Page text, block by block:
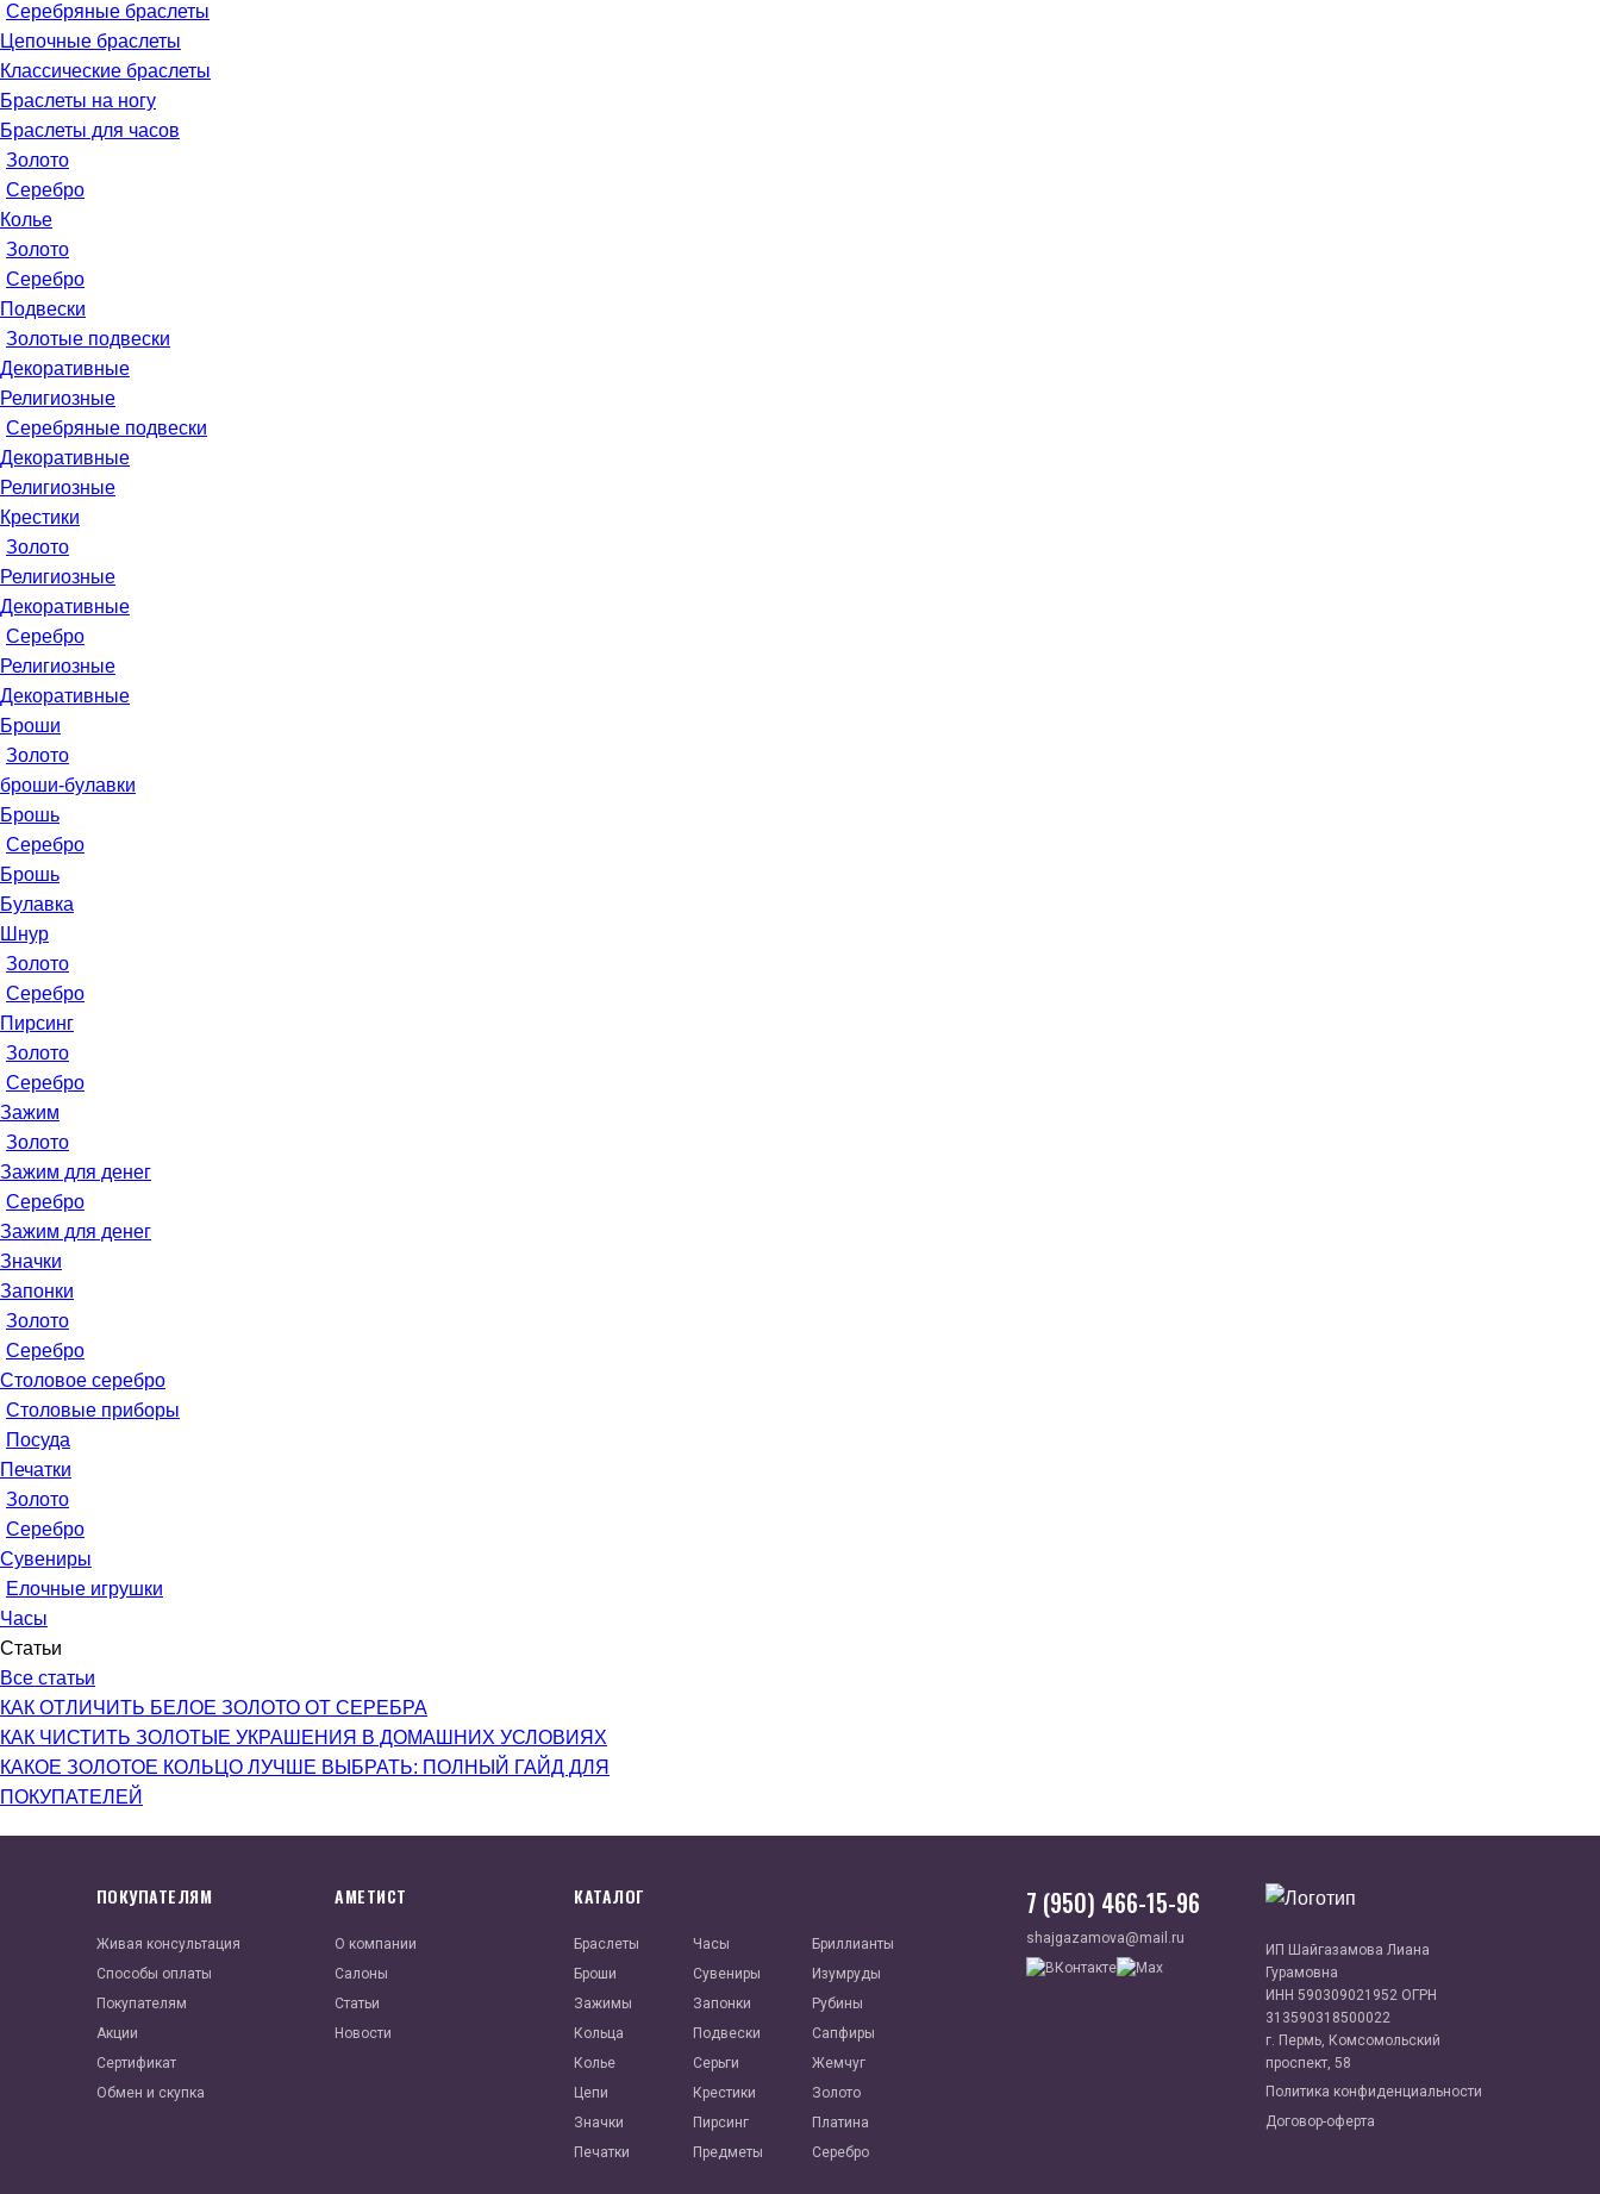
Серебряные браслеты
Цепочные браслеты
Классические браслеты
Браслеты на ногу
Браслеты для часов
Золото
Серебро
Колье
Золото
Серебро
Подвески
Золотые подвески
Декоративные
Религиозные
Серебряные подвески
Декоративные
Религиозные
Крестики
Золото
Религиозные
Декоративные
Серебро
Религиозные
Декоративные
Броши
Золото
броши-булавки
Брошь
Серебро
Брошь
Булавка
Шнур
Золото
Серебро
Пирсинг
Золото
Серебро
Зажим
Золото
Зажим для денег
Серебро
Зажим для денег
Значки
Запонки
Золото
Серебро
Столовое серебро
Столовые приборы
Посуда
Печатки
Золото
Серебро
Сувениры
Елочные игрушки
Часы
Статьи
Все статьи
КАК ОТЛИЧИТЬ БЕЛОЕ ЗОЛОТО ОТ СЕРЕБРА
КАК ЧИСТИТЬ ЗОЛОТЫЕ УКРАШЕНИЯ В ДОМАШНИХ УСЛОВИЯХ
КАКОЕ ЗОЛОТОЕ КОЛЬЦО ЛУЧШЕ ВЫБРАТЬ: ПОЛНЫЙ ГАЙД ДЛЯ
ПОКУПАТЕЛЕЙ
ПОКУПАТЕЛЯМ
Живая консультация
Способы оплаты
Покупателям
Акции
Сертификат
Обмен и скупка
АМЕТИСТ
О компании
Салоны
Статьи
Новости
КАТАЛОГ
Браслеты
Броши
Зажимы
Кольца
Колье
Цепи
Значки
Печатки
Часы
Сувениры
Запонки
Подвески
Серьги
Крестики
Пирсинг
Предметы
Бриллианты
Изумруды
Рубины
Сапфиры
Жемчуг
Золото
Платина
Серебро
7 (950) 466-15-96
shajgazamova@mail.ru
ИП Шайгазамова Лиана
Гурамовна
ИНН 590309021952 ОГРН
313590318500022
г. Пермь, Комсомольский
проспект, 58
Политика конфиденциальности
Договор-оферта